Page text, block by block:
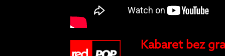
Kabaret bez